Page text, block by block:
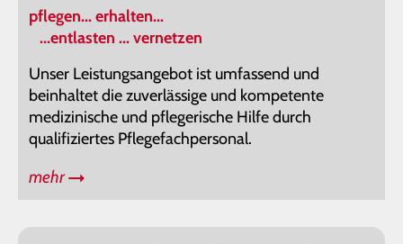
pflegen... erhalten...
...entlasten ... vernetzen
Unser Leistungsangebot ist umfassend und
beinhaltet die zuverlässige und kompetente
medizinische und pflegerische Hilfe durch
qualifiziertes Pflegefachpersonal.
mehr